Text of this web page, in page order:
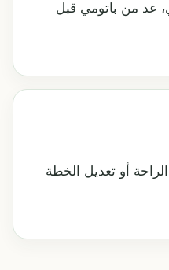
عد من باتومي قبل
أو تعديل الخطة